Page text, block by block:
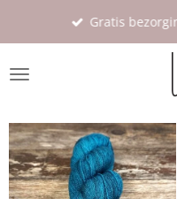
de
Gratis